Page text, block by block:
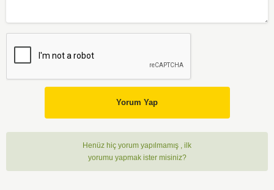
Yorum Yap
Henüz hiç yorum yapılmamış , ilk
yorumu yapmak ister misiniz?